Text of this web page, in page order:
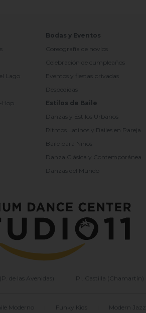
Lago
Hop
Bodas y Eventos
Coreografía de novios
Celebración de cumpleaños
Eventos y fiestas privadas
Despedidas
Estilos de Baile
Danzas y Estilos Urbanos
Ritmos Latinos y Bailes en Pareja
Baile para Niños
Danza Clásica y Contemporánea
Danzas del Mundo
de las Avenidas) Pl. Castilla (Chamartín)
Moderno Funky Kids Modern Jazz